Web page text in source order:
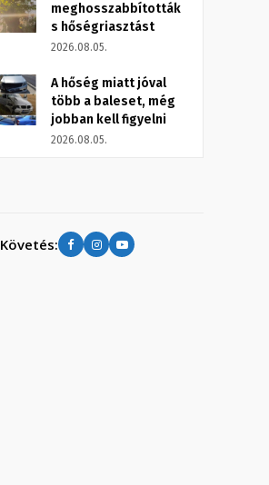
meghosszabbították
s hőségriasztást
2026.08.05.
A hőség miatt jóval
több a baleset, még
jobban kell figyelni
2026.08.05.
Követés: